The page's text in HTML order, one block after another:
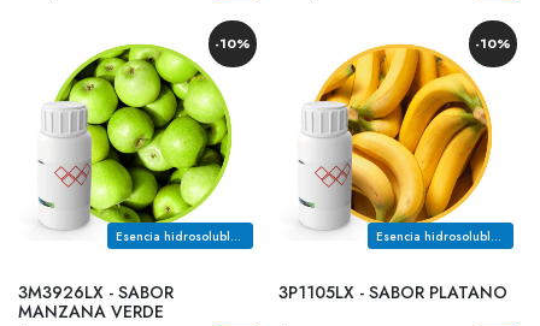
-10%
Esencia hidrosoluble con notas a cascara manzana verde y pepa; final oleoso y dulce.
3M3926LX - SABOR
MANZANA VERDE
-10%
Esencia hidrosoluble con notas a platano maduro; cremoso y lacteo, levemente fantasia y dulce.
3P1105LX - SABOR PLATANO